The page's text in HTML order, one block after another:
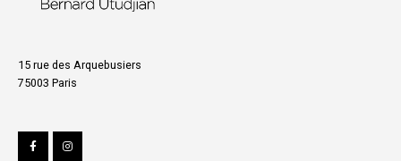
15 rue des Arquebusiers
75003 Paris